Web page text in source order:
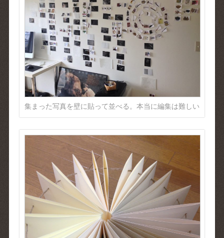
集まった写真を壁に貼って並べる。本当に編集は難しい